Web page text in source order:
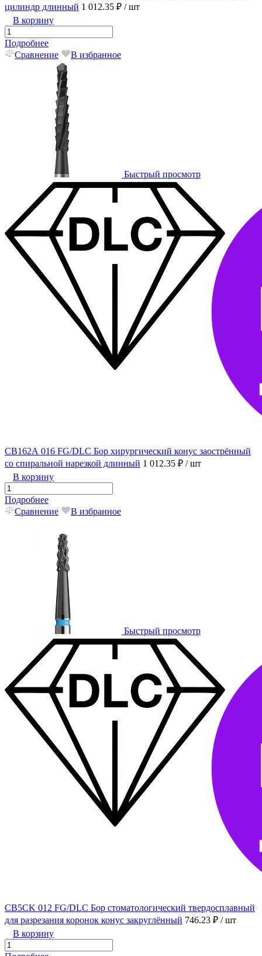
цилиндр длинный 1 012.35 ₽ / шт
В корзину
Подробнее
Сравнение
В избранное
Быстрый просмотр
CB162А 016 FG/DLC Бор хирургический конус заострённый
со спиральной нарезкой длинный 1 012.35 ₽ / шт
В корзину
Подробнее
Сравнение
В избранное
Быстрый просмотр
CB5CK 012 FG/DLC Бор стоматологический твердосплавный
для разрезания коронок конус закруглённый 746.23 ₽ / шт
В корзину